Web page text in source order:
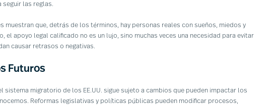
seguir las reglas.
muestran que, detrás de los términos, hay personas reales con sueños, miedos y
el apoyo legal calificado no es un lujo, sino muchas veces una necesidad para evitar
causar retrasos o negativas.
Futuros
sistema migratorio de los EE.UU. sigue sujeto a cambios que pueden impactar los
Reformas legislativas y políticas públicas pueden modificar procesos,